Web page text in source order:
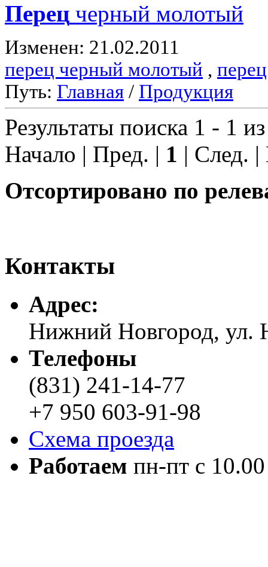
Перец черный молотый
Изменен: 21.02.2011
перец черный молотый , перец
Путь: Главная / Продукция
Результаты поиска 1 - 1
Начало | Пред. | 1 | След.
Отсортировано по
Контакты
Адреc:
Нижний Новгород, ул.
Телефоны
(831) 241-14-77
+7 950 603-91-98
Схема проезда
Работаем пн-пт с